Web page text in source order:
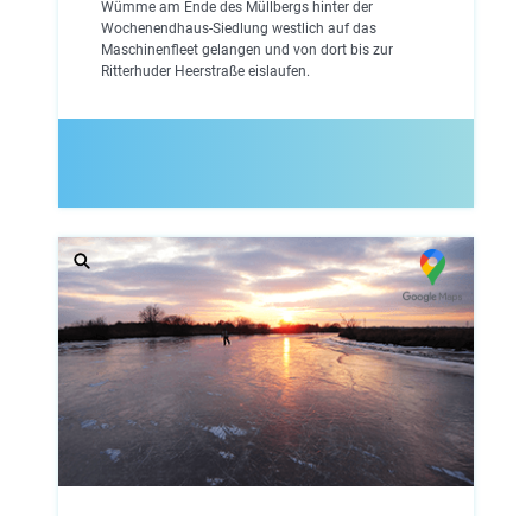
Wümme am Ende des Müllbergs hinter der
Wochenendhaus-Siedlung westlich auf das
Maschinenfleet gelangen und von dort bis zur
Ritterhuder Heerstraße eislaufen.